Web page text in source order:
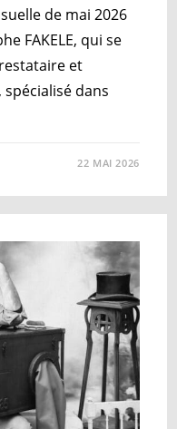
de mai 2026
FAKELE, qui se
et
dans
22 MAI 2026